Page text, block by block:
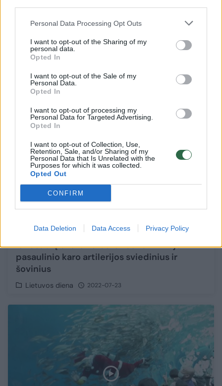
Personal Data Processing Opt Outs
I want to opt-out of the Sharing of my
personal data.
Opted In
I want to opt-out of the Sale of my
Personal Data.
Opted In
I want to opt-out of processing my
Personal Data for Targeted Advertising.
Opted In
I want to opt-out of Collection, Use,
Retention, Sale, and/or Sharing of my
Personal Data that Is Unrelated with the
Purposes for which it was collected.
Opted Out
CONFIRM
Data Deletion Data Access Privacy Policy
Skenduolių po ledu ieškantis ugniagesys:
„Romantikos šiame darbe nėra“
Iš Kašučių ežero naras ištraukė Antrojo
pasaulinio karo artilerijos sviedinius ir
šovinius
Lietuvos diena 2022-07-23